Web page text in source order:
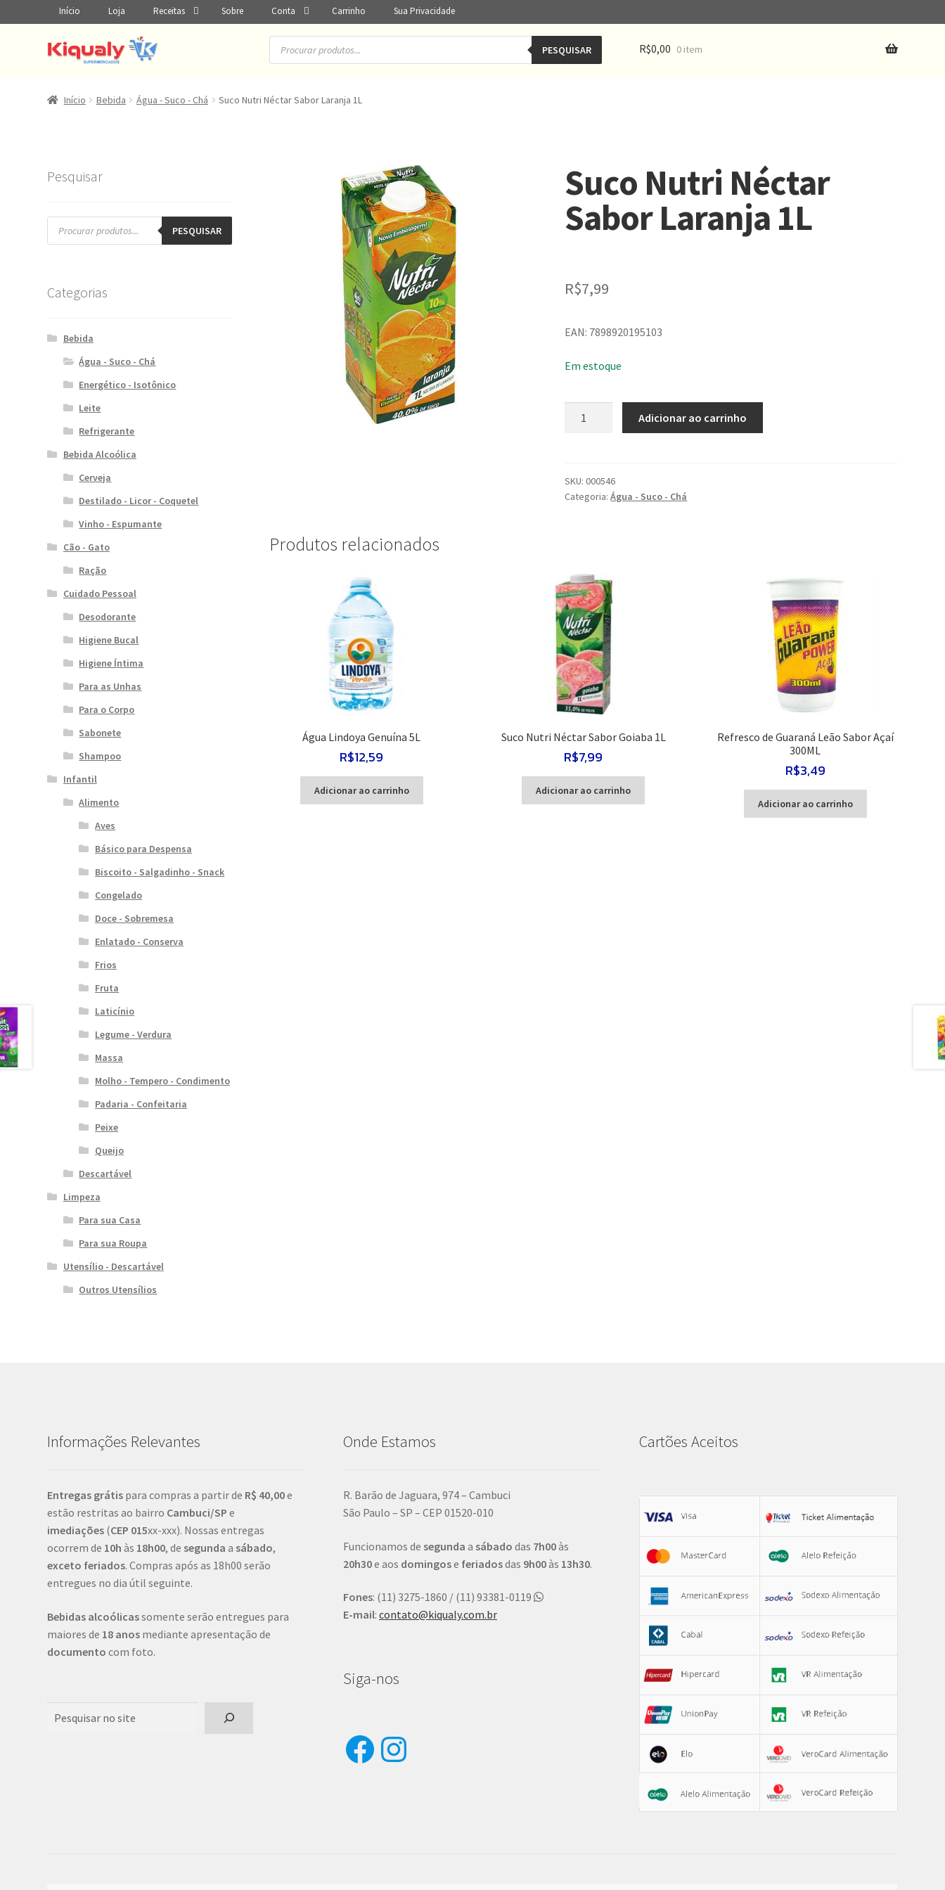
Início Loja Receitas Sobre Conta Carrinho Sua Privacidade
Pesquisar
produtos PESQUISAR R$0,00 0 item
Início Bebida Água - Suco - Chá Suco Nutri Néctar Sabor Laranja 1L
Suco Nutri Néctar
Sabor Laranja 1L
R$7,99
EAN: 7898920195103
Em estoque
Laranja
1L
Adicionar ao carrinho
SKU:000546
Categoria:Água - Suco - Chá
Produtos relacionados
Água Lindoya Genuína 5L
R$12,59
Adicionar ao carrinho
Suco Nutri Néctar Sabor Goiaba 1L
R$7,99
Adicionar ao carrinho
Refresco de Guaraná Leão Sabor Açaí
300ML
R$3,49
Adicionar ao carrinho
Pesquisar
Pesquisar
produtos PESQUISAR
Categorias
Bebida
Água - Suco - Chá
Energético - Isotônico
Leite
Refrigerante
Bebida Alcoólica
Cerveja
Destilado - Licor - Coquetel
Vinho - Espumante
Cão - Gato
Ração
Cuidado Pessoal
Desodorante
Higiene Bucal
Higiene Íntima
Para as Unhas
Para o Corpo
Sabonete
Shampoo
Infantil
Alimento
Aves
Básico para Despensa
Biscoito - Salgadinho - Snack
Congelado
Doce - Sobremesa
Enlatado - Conserva
Frios
Fruta
Laticínio
Legume - Verdura
Massa
Molho - Tempero - Condimento
Padaria - Confeitaria
Peixe
Queijo
Descartável
Limpeza
Para sua Casa
Para sua Roupa
Utensílio - Descartável
Outros Utensílios
Informações Relevantes
Entregas grátis para compras a partir de R$ 40,00e
estão restritas ao bairro Cambuci/SP e
imediações (CEP 015xx-xxx). Nossas entregas
ocorrem de 10h às 18h00, de segunda a sábado,
exceto feriados. Compras após as 18h00 serão
entregues no dia útil seguinte.
Bebidas alcoólicassomente serão entregues para
maiores de 18 anos mediante apresentação de
documento com foto.
Onde Estamos
R. Barão de Jaguara, 974 – Cambuci
São Paulo – SP – CEP 01520-010
Funcionamos de segunda a sábado das 7h00às
20h30e aos domingose feriadosdas 9h00às 13h30.
Fones: (11) 3275-1860 / (11) 93381-0119
E-mail: contato@kiqualy.com.br
Siga-nos
Facebook
Instagram
Cartões Aceitos